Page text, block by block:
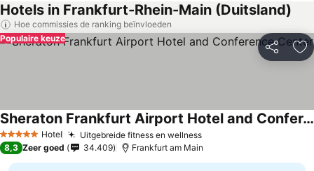
Hotels in Frankfurt-Rhein-Main (Duitsland)
Hoe commissies de ranking beïnvloeden
Delen
Populaire keuze
5 Sterren Hotel Uitgebreide fitness en wellnessPrijzen bekijken
Sheraton Frankfurt Airport Hotel and Conference Center
Prijzen bekijken
8,3 Zeer goed 34.409 Frankfurt am Main